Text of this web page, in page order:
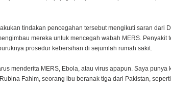
tindakan pencegahan tersebut mengikuti saran dari
mereka untuk mencegah wabah MERS. Penyakit
prosedur kebersihan di sejumlah rumah sakit.
menderita MERS, Ebola, atau virus apapun. Saya punya
Fahim, seorang ibu beranak tiga dari Pakistan,